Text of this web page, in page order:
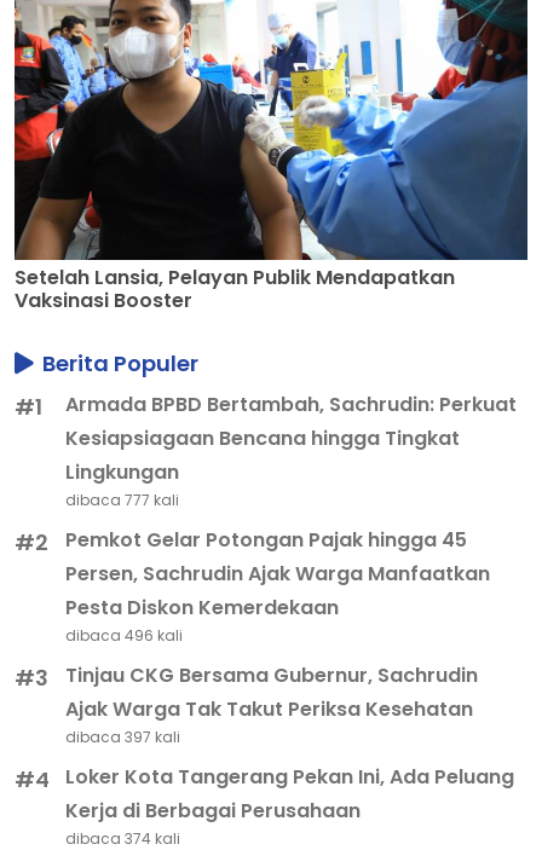
Setelah Lansia, Pelayan Publik Mendapatkan
Vaksinasi Booster
Berita Populer
#1
Armada BPBD Bertambah, Sachrudin: Perkuat
Kesiapsiagaan Bencana hingga Tingkat
Lingkungan
dibaca 777 kali
#2
Pemkot Gelar Potongan Pajak hingga 45
Persen, Sachrudin Ajak Warga Manfaatkan
Pesta Diskon Kemerdekaan
dibaca 496 kali
#3
Tinjau CKG Bersama Gubernur, Sachrudin
Ajak Warga Tak Takut Periksa Kesehatan
dibaca 397 kali
#4
Loker Kota Tangerang Pekan Ini, Ada Peluang
Kerja di Berbagai Perusahaan
dibaca 374 kali